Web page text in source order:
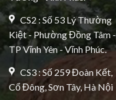
CS2 : Số 53 Lý Thường
Kiệt - Phường Đồng Tâm -
TP Vĩnh Yên - Vĩnh Phúc.
CS3 : Số 259 Đoàn Kết,
Cổ Đông, Sơn Tây, Hà Nội